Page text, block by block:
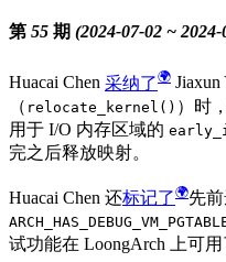
第 55 期 (2024-07-02 ~ 2024-
Huacai Chen 采纳了
（ relocate_kernel() ）时
用于 I/O 内存区域的
完之后释放映射。
Huacai Chen 还标记了 先
试功能在 LoongArch 上可用